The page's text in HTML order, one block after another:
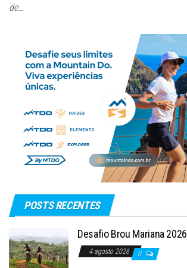
de…
POSTS RECENTES
Desafio Brou Mariana 2026
4 agosto 2026 0